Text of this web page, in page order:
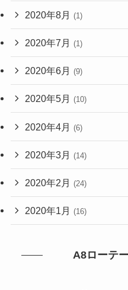
2020年8月 (1)
2020年7月 (1)
2020年6月 (9)
2020年5月 (10)
2020年4月 (6)
2020年3月 (14)
2020年2月 (24)
2020年1月 (16)
A8ローテ